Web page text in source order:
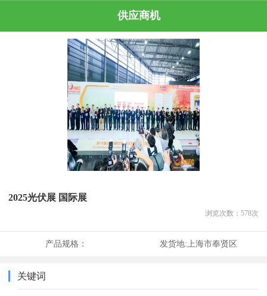
供应商机
2025光伏展 国际展
浏览次数： 578次
产品规格： 发货地:上海市奉贤区
关键词